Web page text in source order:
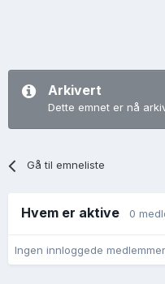
Arkivert
Dette emnet er nå
Gå til emneliste
Hvem er aktive 0
Ingen innloggede